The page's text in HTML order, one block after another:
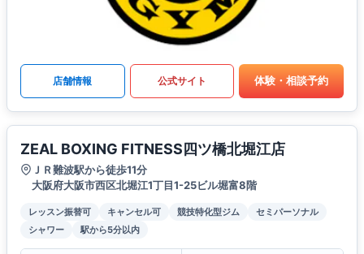
店舗情報 公式サイト 体験・相談予約
ZEAL BOXING FITNESS四ツ橋北堀江店
ＪＲ難波駅から徒歩11分
大阪府大阪市西区北堀江1丁目1-25ビル堀富8階
レッスン振替可 キャンセル可 競技特化型ジム
セミパーソナル
シャワー
駅から5分以内